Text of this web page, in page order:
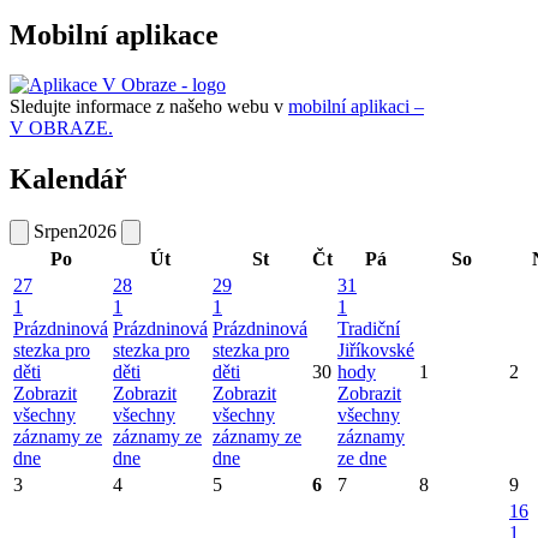
Mobilní aplikace
Sledujte informace z našeho webu v mobilní aplikaci –
V OBRAZE.
Kalendář
Srpen2026
Po
Út St Čt Pá So
27
1
Prázdninová
stezka pro
děti
Zobrazit
všechny
záznamy ze
dne
28
1
Prázdninová
stezka pro
děti
Zobrazit
všechny
záznamy ze
dne
29
1
Prázdninová
stezka pro
děti
Zobrazit
všechny
záznamy ze
dne
30
31
1
Tradiční
Jiříkovské
hody
Zobrazit
všechny
záznamy
ze dne
1 2
3 4 5 6 7 8 9
16
1